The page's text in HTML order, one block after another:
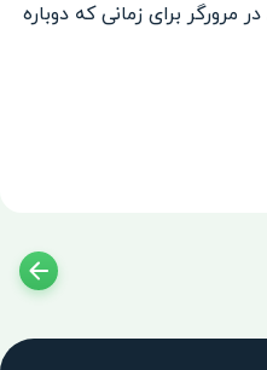
مرورگر برای زمانی که دوباره